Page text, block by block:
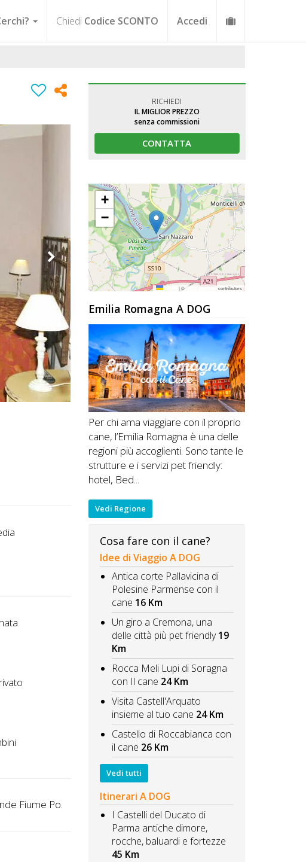
Chiedi Codice SCONTO Accedi
Fiume Po.
RICHIEDI
IL MIGLIOR PREZZO
senza commissioni
CONTATTA
+
−
|© OpenStreetMap contributors
Emilia Romagna A DOG
Per chi ama viaggiare con il proprio
cane, l’Emilia Romagna è una delle
regioni più accoglienti. Sono tante le
strutture e i servizi pet friendly:
hotel, Bed...
Vedi Regione
Cosa fare con il cane?
Idee di Viaggio A DOG
Antica corte Pallavicina di
Polesine Parmense con il
cane 16 Km
Un giro a Cremona, una
delle città più pet friendly19
Km
Rocca Meli Lupi di Soragna
con Il cane 24 Km
Visita Castell'Arquato
insieme al tuo cane 24 Km
Castello di Roccabianca con
il cane 26 Km
Vedi tutti
Itinerari A DOG
I Castelli del Ducato di
Parma antiche dimore,
rocche, baluardi e fortezze
45 Km